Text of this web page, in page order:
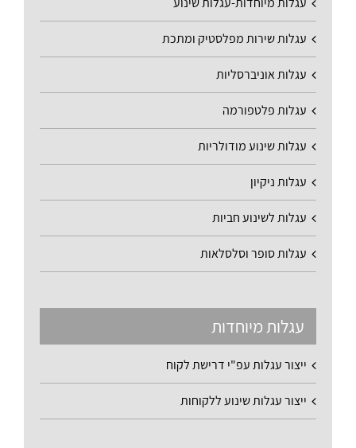
עגלות שירות מפלסטיק ומתכת
עגלות אוניברסליות
עגלות פלטפורמה
עגלות שינוע מודולריות
עגלות ניקיון
עגלות לשינוע חביות
עגלות סופר וסלסלאות
עגלות מיוחדות
ייצור עגלות עפ"י דרישת לקוח
ייצור עגלות שינוע ללקוחות